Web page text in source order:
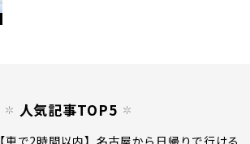
人気記事TOP5
【車で2時間以内】名古屋から日帰りで行ける